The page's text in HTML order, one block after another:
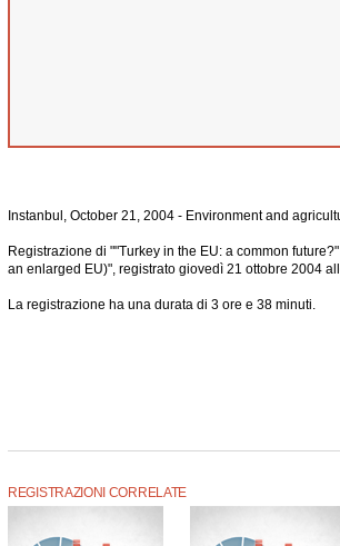
Instanbul, October 21, 2004 - Environment and
Registrazione di ""Turkey in the EU: a common
an enlarged EU)", registrato giovedì 21 ottobre 2004
La registrazione ha una durata di 3 ore e 38 minuti.
REGISTRAZIONI CORRELATE